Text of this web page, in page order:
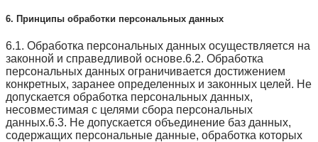
6. Принципы обработки персональных данных
6.1. Обработка персональных данных осуществляется на
законной и справедливой основе.6.2. Обработка
персональных данных ограничивается достижением
конкретных, заранее определенных и законных целей. Не
допускается обработка персональных данных,
несовместимая с целями сбора персональных
данных.6.3. Не допускается объединение баз данных,
содержащих персональные данные, обработка которых